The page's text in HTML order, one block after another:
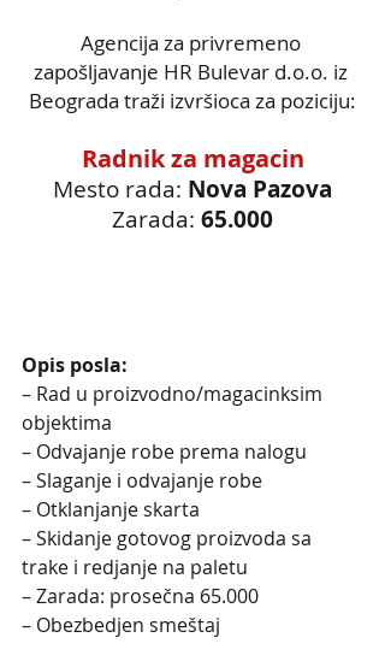
Agencija za privremeno
zapošljavanje HR Bulevar d.o.o. iz
Beograda traži izvršioca za poziciju:
Radnik za magacin
Mesto rada: Nova Pazova
Zarada: 65.000
Opis posla:
– Rad u proizvodno/magacinksim
objektima
– Odvajanje robe prema nalogu
– Slaganje i odvajanje robe
– Otklanjanje skarta
– Skidanje gotovog proizvoda sa
trake i redjanje na paletu
– Zarada: prosečna 65.000
– Obezbedjen smeštaj